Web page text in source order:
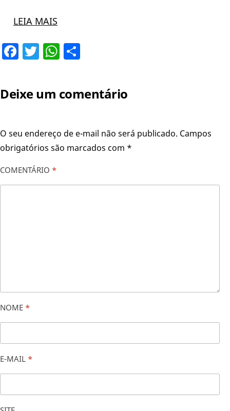
LEIA MAIS
Facebook
TwitterWhatsApp
Deixe um comentário
O seu endereço de e-mail não será publicado. Campos
obrigatórios são marcados com *
COMENTÁRIO *
NOME *
E-MAIL *